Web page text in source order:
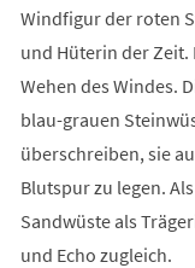
Windfigur der roten
und Hüterin der
Wehen des Windes.
blau-grauen
überschreiben, sie
Blutspur zu legen.
Sandwüste als
und Echo zugleich.